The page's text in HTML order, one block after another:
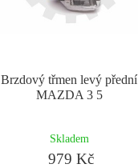
Brzdový třmen levý přední
MAZDA 3 5
Skladem
979 Kč